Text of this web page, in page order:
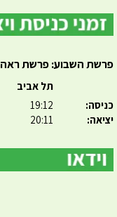
פרשת השבוע: פרשת ראה
כניסה:
יציאה:
תל אביב
19:12
20:11